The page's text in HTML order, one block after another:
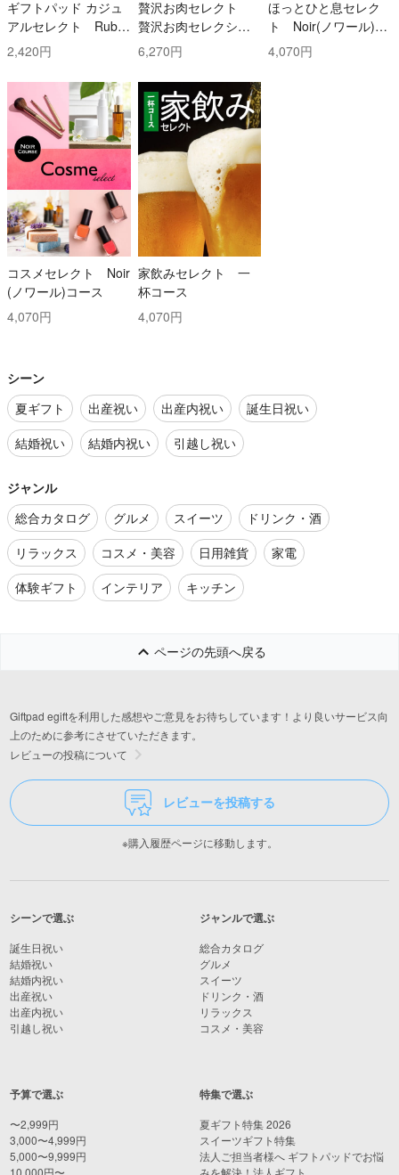
ギフトパッド カジュ
アルセレクト Ruby
(ルビー)コース
2,420円
贅沢お肉セレクト
贅沢お肉セレクショ
ン 5000円コース
6,270円
ほっとひと息セレク
ト Noir(ノワール)コ
ース
4,070円
コスメセレクト Noir
(ノワール)コース
4,070円
家飲みセレクト 一
杯コース
4,070円
シーン
夏ギフト
出産祝い 出産内祝い
誕生日祝い
結婚祝い
結婚内祝い 引越し祝い
ジャンル
総合カタログ
グルメ スイーツ
ドリンク・酒
リラックス
コスメ・美容 日用雑貨
家電
体験ギフト
インテリア キッチン
ページの先頭へ戻る
Giftpad egiftを利用した感想やご意見をお待ちしています！より良いサービス向
上のために参考にさせていただきます。
レビューの投稿について
レビューを投稿する
※購入履歴ページに移動します。
シーンで選ぶ
誕生日祝い
結婚祝い
結婚内祝い
出産祝い
出産内祝い
引越し祝い
予算で選ぶ
〜2,999円
3,000〜4,999円
5,000〜9,999円
10,000円〜
ジャンルで選ぶ
総合カタログ
グルメ
スイーツ
ドリンク・酒
リラックス
コスメ・美容
特集で選ぶ
夏ギフト特集 2026
スイーツギフト特集
法人ご担当者様へ ギフトパッドでお悩
みを解決！法人ギフト